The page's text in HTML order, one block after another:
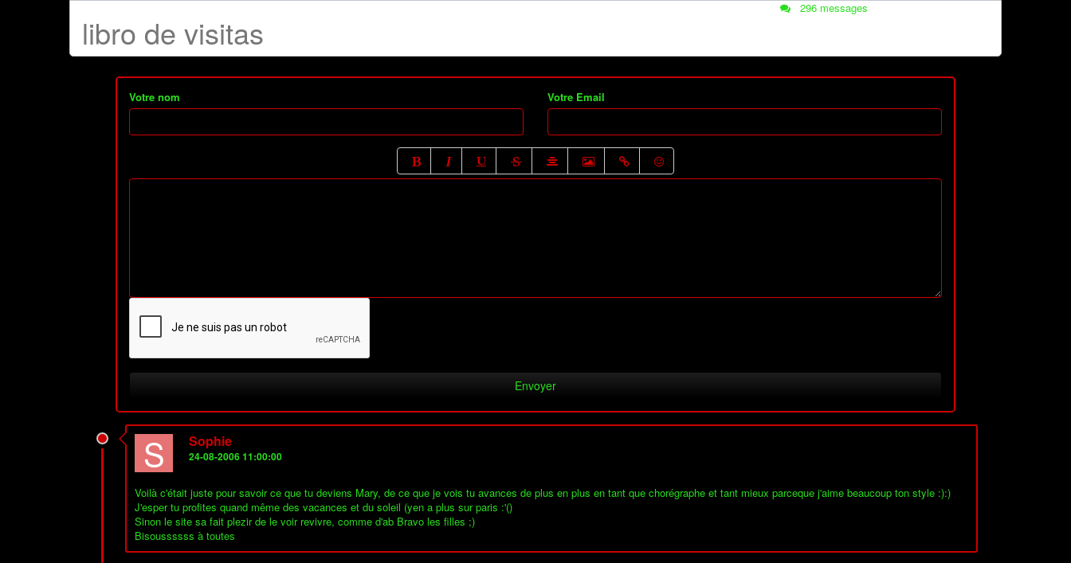
libro de visitas
296 messages
Votre nom Votre Email
S Sophie
24-08-2006 11:00:00
Voilà c'était juste pour savoir ce que tu deviens Mary, de ce que je vois tu avances de plus en plus en tant que chorégraphe et tant mieux parceque j'aime beaucoup ton style :):)
J'esper tu profites quand même des vacances et du soleil (yen a plus sur paris :'()
Sinon le site sa fait plezir de le voir revivre, comme d'ab Bravo les filles ;)
Bisoussssss à toutes